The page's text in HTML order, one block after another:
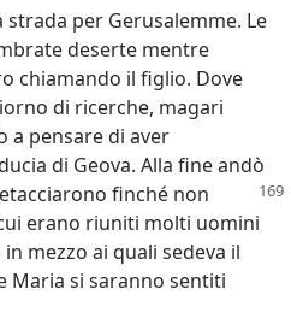
per Gerusalemme. Le
deserte mentre
chiamando il figlio. Dove
di ricerche, magari
a pensare di aver
di Geova. Alla fine andò
finché non
erano riuniti molti uomini
mezzo ai quali sedeva il
Maria si saranno sentiti